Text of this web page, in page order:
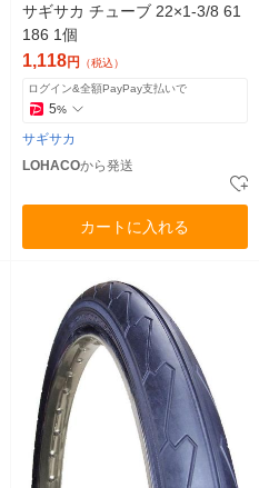
サギサカ チューブ 22×1-3/8 61
186 1個
1,118円 （税込）
ログイン&全額PayPay支払いで
5%
サギサカ
LOHACOから発送
カートに入れる